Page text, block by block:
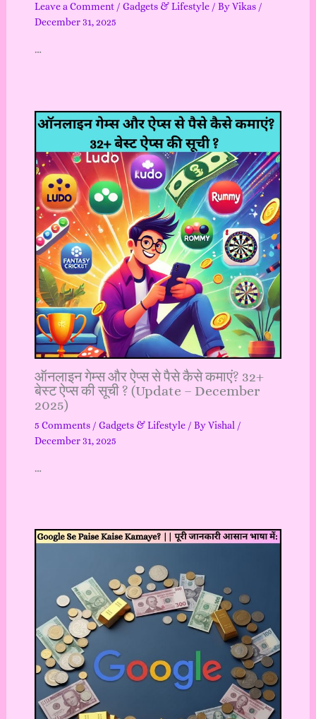
Leave a Comment / Gadgets & Lifestyle/ ByVikas /
December 31, 2025
…
ऑनलाइन गेम्स और ऐप्स से पैसे कैसे कमाएं? 32+
बेस्ट ऐप्स की सूची ? (Update – December
2025)
5 Comments / Gadgets & Lifestyle/ ByVishal /
December 31, 2025
…